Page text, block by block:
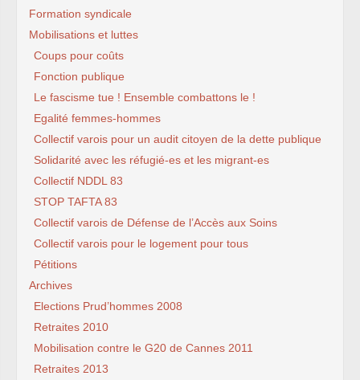
Formation syndicale
Mobilisations et luttes
Coups pour coûts
Fonction publique
Le fascisme tue ! Ensemble combattons le !
Egalité femmes-hommes
Collectif varois pour un audit citoyen de la dette publique
Solidarité avec les réfugié-es et les migrant-es
Collectif NDDL 83
STOP TAFTA 83
Collectif varois de Défense de l’Accès aux Soins
Collectif varois pour le logement pour tous
Pétitions
Archives
Elections Prud’hommes 2008
Retraites 2010
Mobilisation contre le G20 de Cannes 2011
Retraites 2013